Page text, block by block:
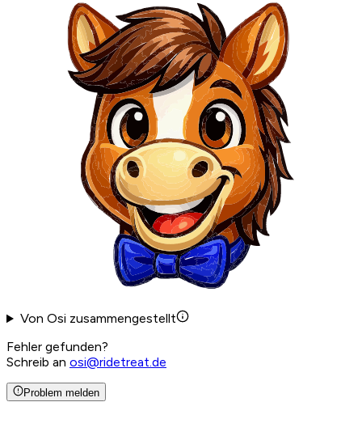
Von Osi zusammengestellt
Fehler gefunden?
Schreib an osi@ridetreat.de
Problem melden